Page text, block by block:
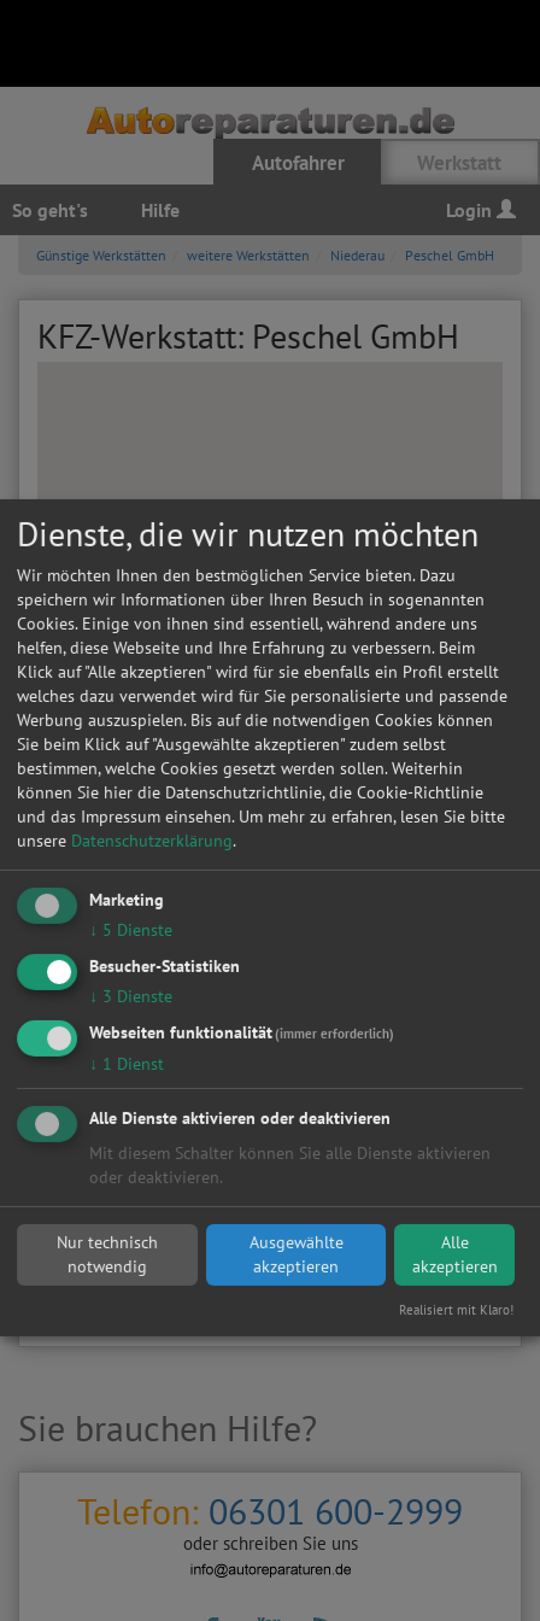
Autofahrer Werkstatt
So geht's Hilfe Login
Günstige Werkstätten weitere Werkstätten Niederau Peschel GmbH
KFZ-Werkstatt: Peschel GmbH
Kontakt
Peschel GmbH
Dresdner Str. 25
01689
Niederau
Autowerkstatt
Kundenanfragen erhalten?
▶ Werkstatt aktivieren
Sie möchten aufAutoreparaturen.dean dieseKFZ-Werkstatt
eine kostenlose und unverbindliche Reparaturanfrage
stellen?
Werkstattanfrage stellen
Sie brauchen Hilfe?
Telefon: 06301 600-2999
oder schreiben Sie uns
Dienste, die wir nutzen möchten
Wir möchten Ihnen den bestmöglichen Service bieten. Dazu
speichern wir Informationen über Ihren Besuch in sogenannten
Cookies. Einige von ihnen sind essentiell, während andere uns
helfen, diese Webseite und Ihre Erfahrung zu verbessern. Beim
Klick auf "Alle akzeptieren" wird für sie ebenfalls ein Profil erstellt
welches dazu verwendet wird für Sie personalisierte und passende
Werbung auszuspielen. Bis auf die notwendigen Cookies können
Sie beim Klick auf "Ausgewählte akzeptieren" zudem selbst
bestimmen, welche Cookies gesetzt werden sollen. Weiterhin
können Sie hier die Datenschutzrichtlinie, die Cookie-Richtlinie
und das Impressum einsehen. Um mehr zu erfahren, lesen Sie bitte
unsere Datenschutzerklärung.
Marketing
↓ 5 Dienste
Besucher-Statistiken
↓ 3 Dienste
Webseiten funktionalität(immer erforderlich)
↓ 1 Dienst
Alle Dienste aktivieren oder deaktivieren
Mit diesem Schalter können Sie alle Dienste aktivieren
oder deaktivieren.
Nur technisch
notwendig
Ausgewählte
akzeptieren
Alle
akzeptieren
Realisiert mit Klaro!